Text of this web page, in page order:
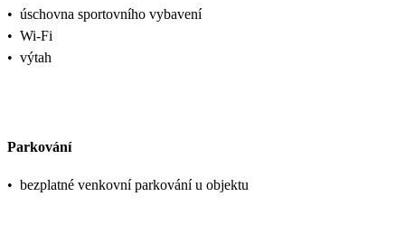
• úschovna sportovního vybavení
• Wi‑Fi
• výtah
Parkování
• bezplatné venkovní parkování u objektu